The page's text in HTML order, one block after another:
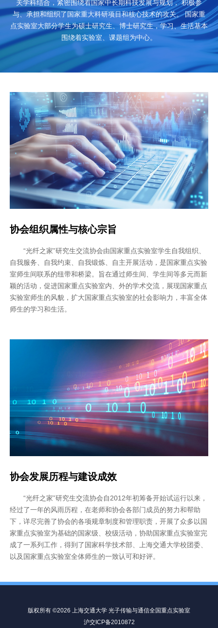
关学科结合，紧密围绕着国家中长期科技发展与规划，积极参
与、承担和组织了国家重大科研项目和核心技术的攻关。国家重
点实验室大部分学生为硕士研究生、博士研究生，学习、生活基本
围绕着实验室、课题组为中心。
协会组织属性与核心宗旨
“光纤之家”研究生交流协会由国家重点实验室学生自我组织、
自我服务、自我约束、自我锻炼、自主开展活动，是国家重点实验
室师生间联系的纽带和桥梁。旨在通过师生间、学生间等多元而新
颖的活动，促进国家重点实验室内、外的学术交流，展现国家重点
实验室师生的风貌，扩大国家重点实验室的社会影响力，丰富全体
师生的学习和生活。
协会发展历程与建设成效
“光纤之家”研究生交流协会自2012年初筹备开始试运行以来，
经过了一年的风雨历程，在老师和协会各部门成员的努力和帮助
下，详尽完善了协会的各项规章制度和管理职责，开展了众多以国
家重点实验室为基础的国家级、校级活动，协助国家重点实验室完
成了一系列工作，得到了国家科学技术部、上海交通大学校团委、
以及国家重点实验室全体师生的一致认可和好评。
版权所有 ©2026 上海交通大学 光子传输与通信全国重点实验室
沪交ICP备2010872